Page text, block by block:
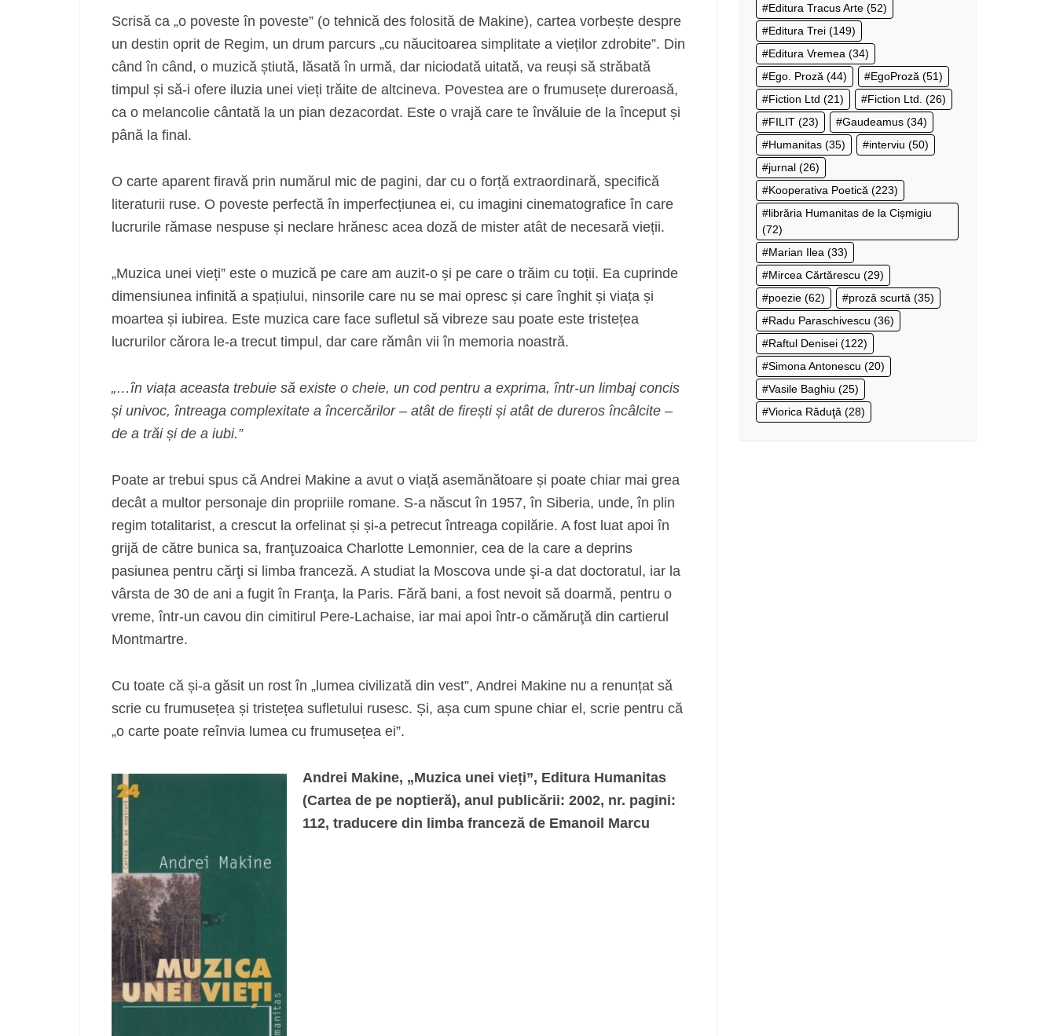
Scrisă ca „o poveste în poveste” (o tehnică des folosită de Makine), cartea vorbește despre
un destin oprit de Regim, un drum parcurs „cu năucitoarea simplitate a vieților zdrobite”. Din
când în când, o muzică știută, lăsată în urmă, dar niciodată uitată, va reuși să străbată
timpul și să-i ofere iluzia unei vieți trăite de altcineva. Povestea are o frumusețe dureroasă,
ca o melancolie cântată la un pian dezacordat. Este o vrajă care te învăluie de la început și
până la final.
O carte aparent firavă prin numărul mic de pagini, dar cu o forță extraordinară, specifică
literaturii ruse. O poveste perfectă în imperfecțiunea ei, cu imagini cinematografice în care
lucrurile rămase nespuse și neclare hrănesc acea doză de mister atât de necesară vieții.
„Muzica unei vieți” este o muzică pe care am auzit-o și pe care o trăim cu toții. Ea cuprinde
dimensiunea infinită a spațiului, ninsorile care nu se mai opresc și care înghit și viața și
moartea și iubirea. Este muzica care face sufletul să vibreze sau poate este tristețea
lucrurilor cărora le-a trecut timpul, dar care rămân vii în memoria noastră.
„…în viața aceasta trebuie să existe o cheie, un cod pentru a exprima, într-un limbaj concis
și univoc, întreaga complexitate a încercărilor – atât de firești și atât de dureros încâlcite –
de a trăi și de a iubi.”
Poate ar trebui spus că Andrei Makine a avut o viață asemănătoare și poate chiar mai grea
decât a multor personaje din propriile romane. S-a născut în 1957, în Siberia, unde, în plin
regim totalitarist, a crescut la orfelinat și și-a petrecut întreaga copilărie. A fost luat apoi în
grijă de către bunica sa, franţuzoaica Charlotte Lemonnier, cea de la care a deprins
pasiunea pentru cărţi si limba franceză. A studiat la Moscova unde şi-a dat doctoratul, iar la
vârsta de 30 de ani a fugit în Franţa, la Paris. Fără bani, a fost nevoit să doarmă, pentru o
vreme, într-un cavou din cimitirul Pere-Lachaise, iar mai apoi într-o cămăruţă din cartierul
Montmartre.
Cu toate că și-a găsit un rost în „lumea civilizată din vest”, Andrei Makine nu a renunțat să
scrie cu frumusețea și tristețea sufletului rusesc. Și, așa cum spune chiar el, scrie pentru că
„o carte poate reînvia lumea cu frumusețea ei”.
Andrei Makine, „Muzica unei vieți”, Editura Humanitas
(Cartea de pe noptieră), anul publicării: 2002, nr. pagini:
112, traducere din limba franceză de Emanoil Marcu
Editura Tracus Arte (52)
Editura Trei (149)
Editura Vremea (34)
Ego. Proză (44) EgoProză (51)
Fiction Ltd (21) Fiction Ltd. (26)
FILIT (23) Gaudeamus (34)
Humanitas (35) interviu (50)
jurnal (26)
Kooperativa Poetică (223)
librăria Humanitas de la Cișmigiu
(72)
Marian Ilea (33)
Mircea Cărtărescu (29)
poezie (62) proză scurtă (35)
Radu Paraschivescu (36)
Raftul Denisei (122)
Simona Antonescu (20)
Vasile Baghiu (25)
Viorica Răduţă (28)